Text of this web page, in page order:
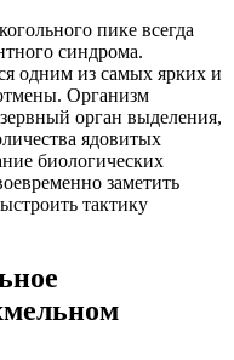
пике всегда
синдрома.
одним из самых ярких и
Организм
орган выделения,
ядовитых
биологических
заметить
тактику